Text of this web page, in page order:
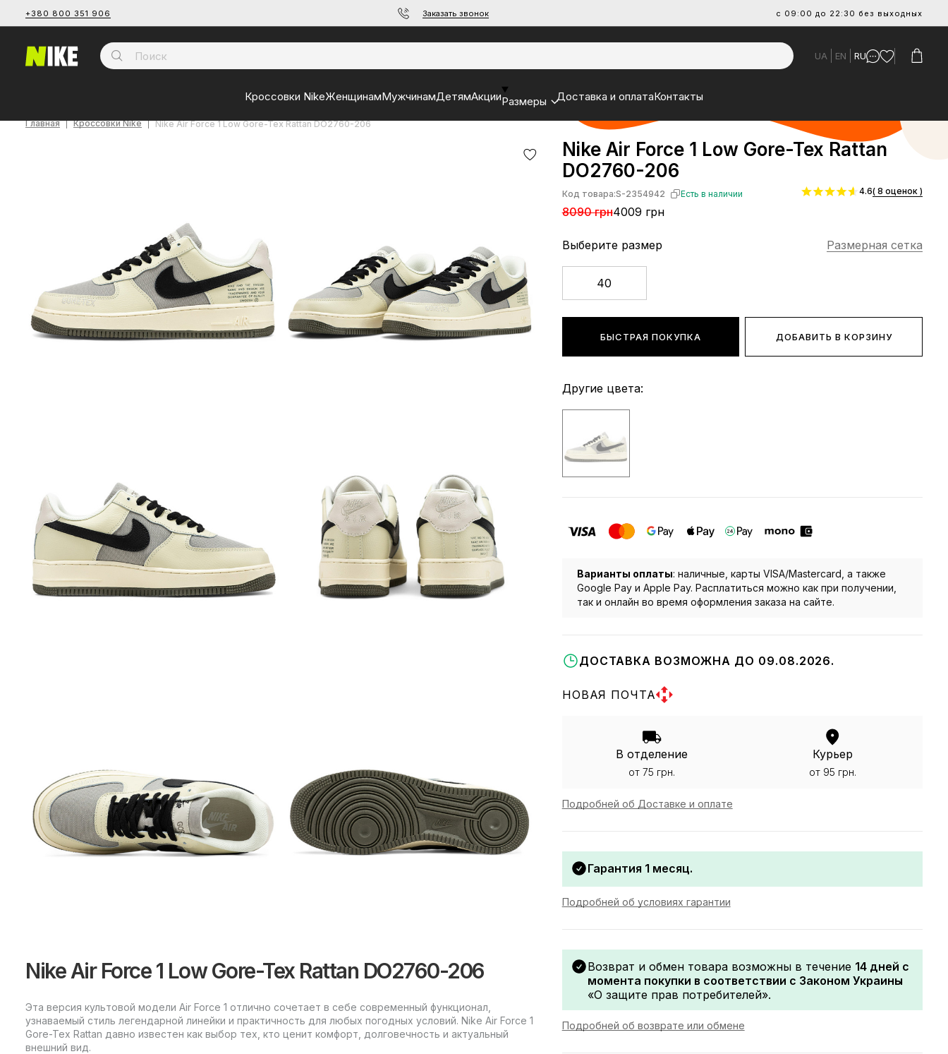
+380 800 351 906 Заказать звонок с 09:00 до 22:30 без выходных
UA EN RU
Кроссовки NikeЖенщинамМужчинамДетямАкцииРазмеры Доставка и оплатаКонтакты
Главная Кроссовки Nike Nike Air Force 1 Low Gore-Tex Rattan DO2760-206
Nike Air Force 1 Low Gore-Tex Rattan DO2760-206
Эта версия культовой модели Air Force 1 отлично сочетает в себе современный функционал,
узнаваемый стиль легендарной линейки и практичность для любых погодных условий. Nike Air Force 1
Gore-Tex Rattan давно известен как выбор тех, кто ценит комфорт, долговечность и актуальный
внешний вид.
Nike Air Force 1 Low Gore-Tex Rattan
DO2760-206
Код товара:S-2354942 Есть в наличии
8090 грн4009 грн
4.6( 8 оценок )
Выберите размер Размерная сетка
40
БЫСТРАЯ ПОКУПКА ДОБАВИТЬ В КОРЗИНУ
Другие цвета:
Варианты оплаты: наличные, карты VISA/Mastercard, а также
Google Pay и Apple Pay. Расплатиться можно как при получении,
так и онлайн во время оформления заказа на сайте.
ДОСТАВКА ВОЗМОЖНА ДО 09.08.2026.
НОВАЯ ПОЧТА
В отделение
от 75 грн.
Курьер
от 95 грн.
Подробней об Доставке и оплате
Гарантия 1 месяц.
Подробней об условиях гарантии
Возврат и обмен товара возможны в течение 14 дней с
момента покупки в соответствии с Законом Украины
«О защите прав потребителей».
Подробней об возврате или обмене